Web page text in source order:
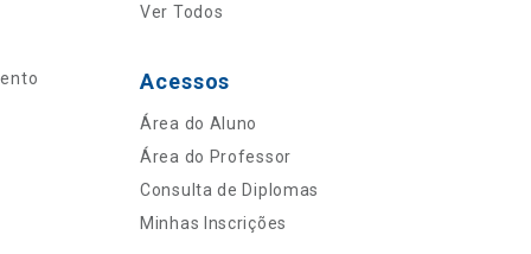
Ver Todos
Acessos
Área do Aluno
Área do Professor
Consulta de Diplomas
Minhas Inscrições